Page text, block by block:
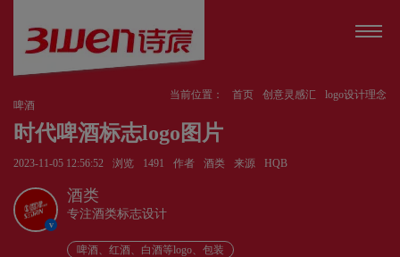
当前位置： 首页 创意灵感汇
logo设计理念
啤酒
时代啤酒标志logo图片
2023-11-05 12:56:52 浏览 1491 作者 酒类 来源 HQB
v
酒类
专注酒类标志设计
啤酒、红酒、白酒等logo、包装